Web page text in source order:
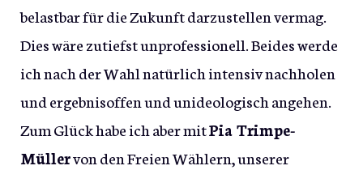
belastbar für die Zukunft darzustellen vermag.
Dies wäre zutiefst unprofessionell. Beides werde
ich nach der Wahl natürlich intensiv nachholen
und ergebnisoffen und unideologisch angehen.
Zum Glück habe ich aber mitPia Trimpe-
Müllervon den Freien Wählern, unserer